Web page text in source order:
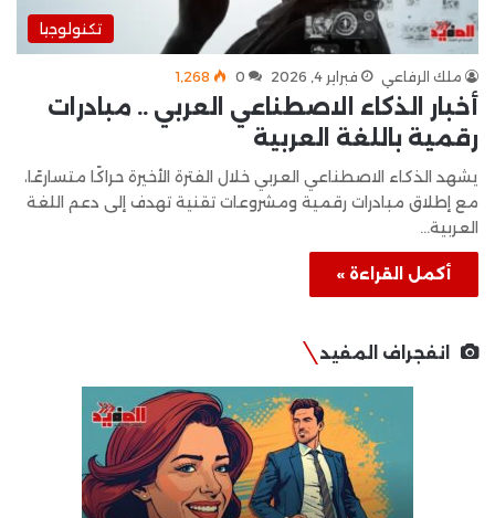
تكنولوجيا
ملك الرفاعي فبراير 4, 2026 0 1٬268
أخبار الذكاء الاصطناعي العربي .. مبادرات
رقمية باللغة العربية
يشهد الذكاء الاصطناعي العربي خلال الفترة الأخيرة حراكًا متسارعًا،
مع إطلاق مبادرات رقمية ومشروعات تقنية تهدف إلى دعم اللغة
العربية…
أكمل القراءة »
انفجراف المفيد